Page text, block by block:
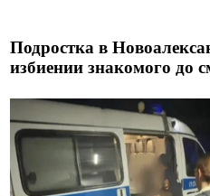
Подростка в
избиении знакомого до